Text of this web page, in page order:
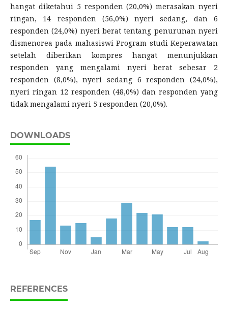
hangat diketahui 5 responden (20,0%) merasakan nyeri
ringan, 14 responden (56,0%) nyeri sedang, dan 6
responden (24,0%) nyeri berat tentang penurunan nyeri
dismenorea pada mahasiswi Program studi Keperawatan
setelah diberikan kompres hangat menunjukkan
responden yang mengalami nyeri berat sebesar 2
responden (8,0%), nyeri sedang 6 responden (24,0%),
nyeri ringan 12 responden (48,0%) dan responden yang
tidak mengalami nyeri 5 responden (20,0%).
DOWNLOADS
REFERENCES